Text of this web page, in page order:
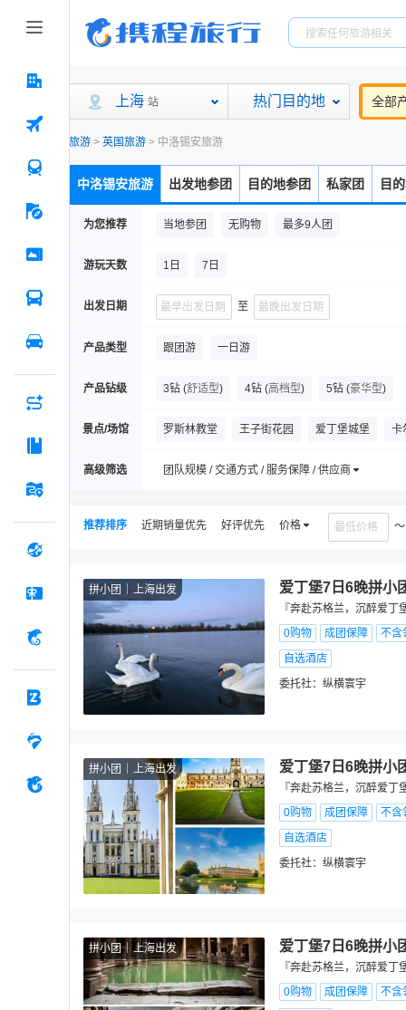
上海 站 热门目的地 全部
旅游 > 英国旅游 > 中洛锡安旅游
中洛锡安旅游 出发地参团 目的地参团 私家团 目
为您推荐 当地参团 无购物 最多9人团
游玩天数 1日 7日
出发日期 至
产品类型 跟团游 一日游
产品钻级 3钻 (舒适型) 4钻 (高档型) 5钻 (豪华型)
景点/场馆 罗斯林教堂 王子街花园 爱丁堡城堡 卡
苏格兰美术馆 维多利亚街 玛丽金街
高级筛选 团队规模 / 交通方式 / 服务保障 / 供应商
推荐排序 近期销量优先 好评优先 价格
拼小团 上海出发 爱丁堡7日6晚拼小
『奔赴苏格兰，沉醉爱
0购物
成团保障
不含
自选酒店
委托社： 纵横寰宇
拼小团 上海出发 爱丁堡7日6晚拼小
『奔赴苏格兰，沉醉爱
0购物
成团保障
不含
自选酒店
委托社： 纵横寰宇
拼小团 上海出发 爱丁堡7日6晚拼小
『奔赴苏格兰，沉醉爱
0购物
成团保障
不含